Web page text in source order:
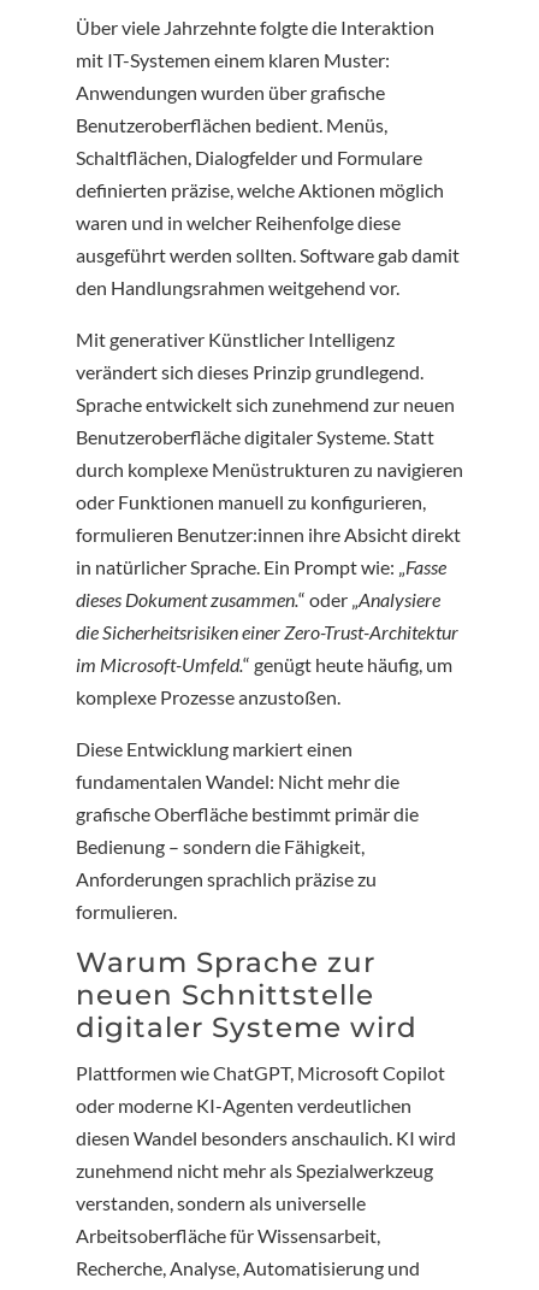
Über viele Jahrzehnte folgte die Interaktion
mit IT-Systemen einem klaren Muster:
Anwendungen wurden über grafische
Benutzeroberflächen bedient. Menüs,
Schaltflächen, Dialogfelder und Formulare
definierten präzise, welche Aktionen möglich
waren und in welcher Reihenfolge diese
ausgeführt werden sollten. Software gab damit
den Handlungsrahmen weitgehend vor.
Mit generativer Künstlicher Intelligenz
verändert sich dieses Prinzip grundlegend.
Sprache entwickelt sich zunehmend zur neuen
Benutzeroberfläche digitaler Systeme. Statt
durch komplexe Menüstrukturen zu navigieren
oder Funktionen manuell zu konfigurieren,
formulieren Benutzer:innen ihre Absicht direkt
in natürlicher Sprache. Ein Prompt wie: „Fasse
dieses Dokument zusammen.“ oder „Analysiere
die Sicherheitsrisiken einer Zero-Trust-Architektur
im Microsoft-Umfeld.“ genügt heute häufig, um
komplexe Prozesse anzustoßen.
Diese Entwicklung markiert einen
fundamentalen Wandel: Nicht mehr die
grafische Oberfläche bestimmt primär die
Bedienung – sondern die Fähigkeit,
Anforderungen sprachlich präzise zu
formulieren.
Warum Sprache zur
neuen Schnittstelle
digitaler Systeme wird
Plattformen wie ChatGPT, Microsoft Copilot
oder moderne KI-Agenten verdeutlichen
diesen Wandel besonders anschaulich. KI wird
zunehmend nicht mehr als Spezialwerkzeug
verstanden, sondern als universelle
Arbeitsoberfläche für Wissensarbeit,
Recherche, Analyse, Automatisierung und